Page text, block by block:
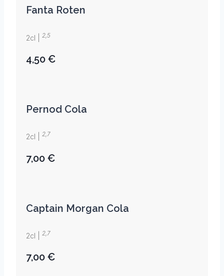
Fanta Roten
2cl | 2,5
4,50 €
Pernod Cola
2cl | 2,7
7,00 €
Captain Morgan Cola
2cl | 2,7
7,00 €